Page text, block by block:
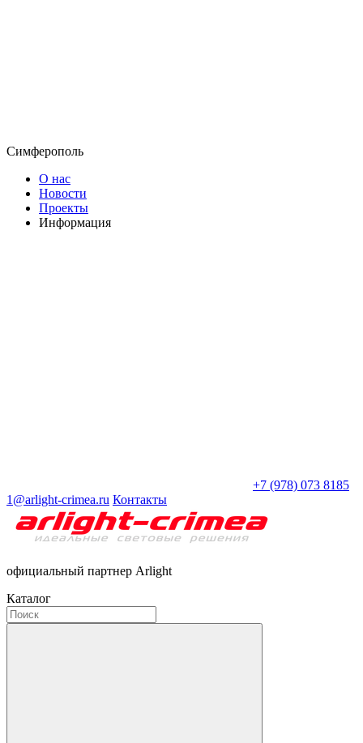
Симферополь
О нас
Новости
Проекты
Информация
+7 (978) 073 8185
1@arlight-crimea.ru Контакты
официальный партнер Arlight
Каталог